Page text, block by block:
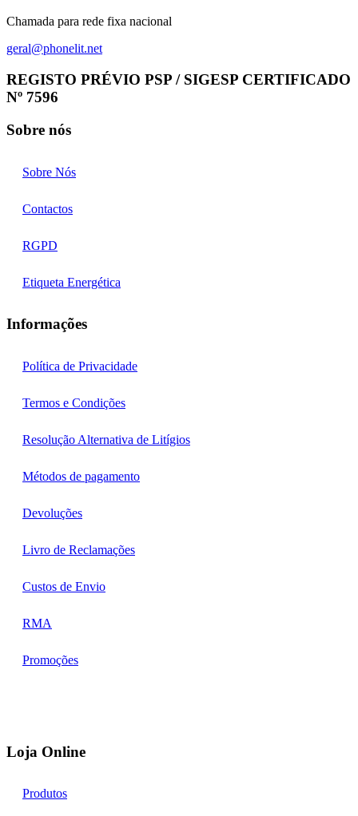
Chamada para rede fixa nacional
geral@phonelit.net
REGISTO PRÉVIO PSP / SIGESP CERTIFICADO
Nº 7596
Sobre nós
Sobre Nós
Contactos
RGPD
Etiqueta Energética
Informações
Política de Privacidade
Termos e Condições
Resolução Alternativa de Litígios
Métodos de pagamento
Devoluções
Livro de Reclamações
Custos de Envio
RMA
Promoções
Loja Online
Produtos